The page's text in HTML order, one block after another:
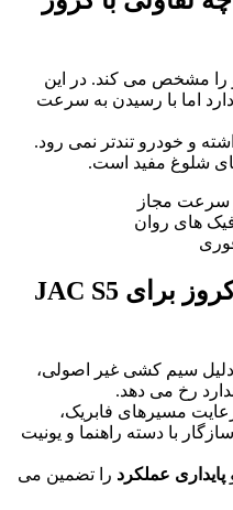
مشخص می کند. در این
اما با رسیدن به سرعت
و خودرو تندتر نمی رود.
شلوغ مفید است.
سرعت مجاز
های روان
چرا دسته سیم عمومی کروز برای JAC S5
سیم کشی غیر اصولی،
رخ می دهد.
مسیرهای فابریک،
با دسته راهنما و یونیت
پایداری عملکرد را تضمین می